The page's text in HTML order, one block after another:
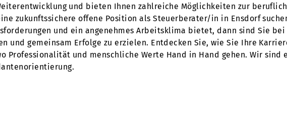
und bieten Ihnen zahlreiche Möglichkeiten zur
zukunftssichere offene Position als Steuerberater/in in Ensdorf
und ein angenehmes Arbeitsklima bietet, dann sind Sie
und gemeinsam Erfolge zu erzielen. Entdecken Sie, wie Sie Ihre
Professionalität und menschliche Werte Hand in Hand gehen. Wir